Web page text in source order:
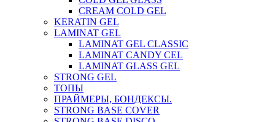
CREAM COLD GEL
KERATIN GEL
LAMINAT GEL
LAMINAT GEL CLASSIС
LAMINAT CANDY CEL
LAMINAT GLASS GEL
STRONG GEL
ТОПЫ
ПРАЙМЕРЫ, БОНДЕКСЫ.
STRONG BASE COVER